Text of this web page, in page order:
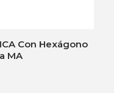
Con Hexágono
MA